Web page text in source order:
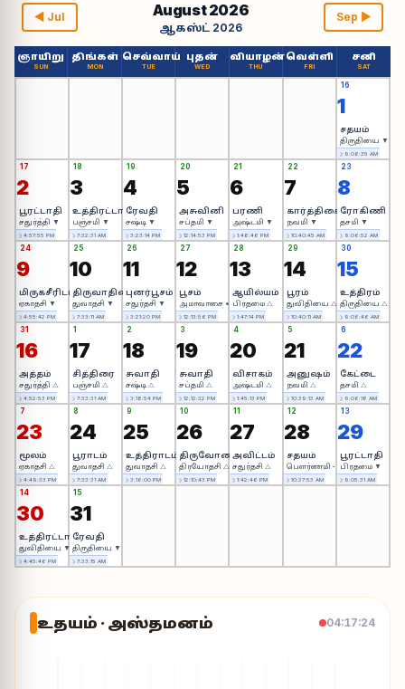
◀ Jul August 2026
ஆகஸ்ட் 2026
Sep ▶
ஞாயிறு
SUN
திங்கள்
MON
செவ்வாய்
TUE
புதன்
WED
வியாழன்
THU
வெள்ளி
FRI
சனி
SAT
16
1
சதயம்
திருதியை ▼
☽ 9:06:35 AM
17
2
பூரட்டாதி
சதுர்த்தி ▼
☽ 4:57:55 PM
18
3
உத்திரட்டாதி
பஞ்சமி ▼
☽ 7:32:31 AM
19
4
ரேவதி
சஷ்டி ▼
☽ 3:23:14 PM
20
5
அசுவினி
சப்தமி ▼
☽ 12:14:53 PM
21
6
பரணி
அஷ்டமி ▼
☽ 1:48:46 PM
22
7
கார்த்திகை
நவமி ▼
☽ 10:40:45 AM
23
8
ரோகிணி
தசமி ▼
☽ 9:06:52 AM
24
9
மிருகசீரிடம்
ஏகாதசி ▼
☽ 4:55:42 PM
25
10
திருவாதிரை
துவாதசி ▼
☽ 7:33:11 AM
26
11
புனர்பூசம்
சதுர்தசி ▼
☽ 3:21:20 PM
27
12
பூசம்
அமாவாசை •
☽ 12:13:56 PM
28
13
ஆயில்யம்
பிரதமை △
☽ 1:47:14 PM
29
14
பூரம்
துவிதியை △
☽ 10:40:11 AM
30
15
உத்திரம்
திருதியை △
☽ 9:06:46 AM
31
16
அத்தம்
சதுர்த்தி △
☽ 4:52:53 PM
1
17
சித்திரை
பஞ்சமி △
☽ 7:33:31 AM
2
18
சுவாதி
சஷ்டி △
☽ 3:18:54 PM
3
19
சுவாதி
சப்தமி △
☽ 12:12:32 PM
4
20
விசாகம்
அஷ்டமி △
☽ 1:45:13 PM
5
21
அனுஷம்
நவமி △
☽ 10:39:13 AM
6
22
கேட்டை
தசமி △
☽ 9:06:18 AM
7
23
மூலம்
ஏகாதசி △
☽ 4:49:33 PM
8
24
பூராடம்
துவாதசி △
☽ 7:33:31 AM
9
25
உத்திராடம்
துவாதசி △
☽ 3:16:00 PM
10
26
திருவோணம்
திரயோதசி △
☽ 12:10:43 PM
11
27
அவிட்டம்
சதுர்தசி △
☽ 1:42:46 PM
12
28
சதயம்
பௌர்ணமி ◦
☽ 10:37:53 AM
13
29
பூரட்டாதி
பிரதமை ▼
☽ 9:05:31 AM
14
30
உத்திரட்டாதி
துவிதியை ▼
☽ 4:45:46 PM
15
31
ரேவதி
திருதியை ▼
☽ 7:33:15 AM
உதயம் · அஸ்தமனம் 04:17:25